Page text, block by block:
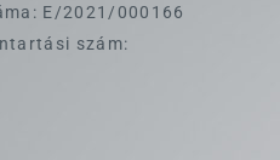
E/2021/000166
szám: